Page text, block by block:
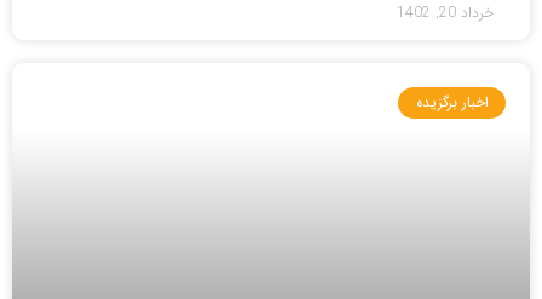
خرداد 20, 1402
اخبار برگزیده